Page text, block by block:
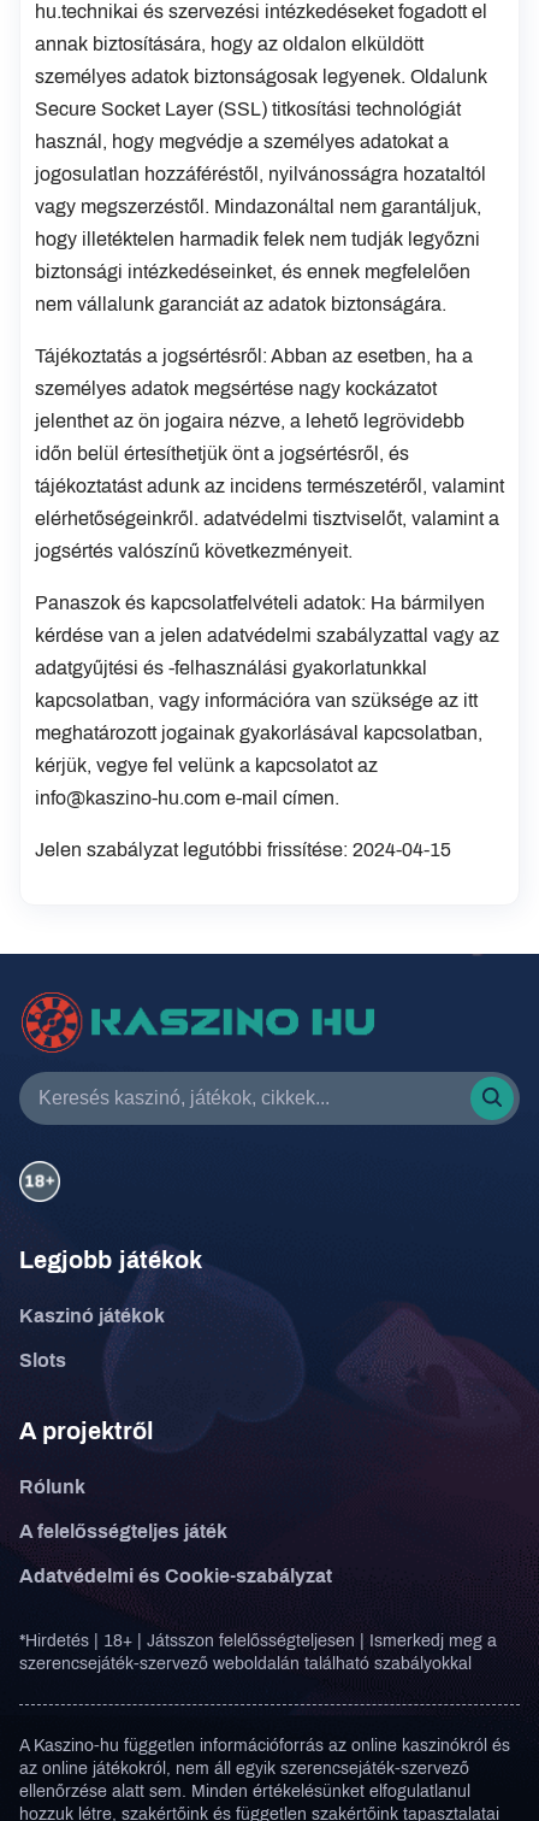
hu.technikai és szervezési intézkedéseket fogadott el
annak biztosítására, hogy az oldalon elküldött
személyes adatok biztonságosak legyenek. Oldalunk
Secure Socket Layer (SSL) titkosítási technológiát
használ, hogy megvédje a személyes adatokat a
jogosulatlan hozzáféréstől, nyilvánosságra hozataltól
vagy megszerzéstől. Mindazonáltal nem garantáljuk,
hogy illetéktelen harmadik felek nem tudják legyőzni
biztonsági intézkedéseinket, és ennek megfelelően
nem vállalunk garanciát az adatok biztonságára.
Tájékoztatás a jogsértésről: Abban az esetben, ha a
személyes adatok megsértése nagy kockázatot
jelenthet az ön jogaira nézve, a lehető legrövidebb
időn belül értesíthetjük önt a jogsértésről, és
tájékoztatást adunk az incidens természetéről, valamint
elérhetőségeinkről. adatvédelmi tisztviselőt, valamint a
jogsértés valószínű következményeit.
Panaszok és kapcsolatfelvételi adatok: Ha bármilyen
kérdése van a jelen adatvédelmi szabályzattal vagy az
adatgyűjtési és -felhasználási gyakorlatunkkal
kapcsolatban, vagy információra van szüksége az itt
meghatározott jogainak gyakorlásával kapcsolatban,
kérjük, vegye fel velünk a kapcsolatot az
info@kaszino-hu.com e-mail címen.
Jelen szabályzat legutóbbi frissítése: 2024-04-15
Legjobb játékok
Kaszinó játékok
Slots
A projektről
Rólunk
A felelősségteljes játék
Adatvédelmi és Cookie-szabályzat
*Hirdetés | 18+ | Játsszon felelősségteljesen | Ismerkedj meg a
szerencsejáték-szervező weboldalán található szabályokkal
A Kaszino-hu független információforrás az online kaszinókról és
az online játékokról, nem áll egyik szerencsejáték-szervező
ellenőrzése alatt sem. Minden értékelésünket elfogulatlanul
hozzuk létre, szakértőink és független szakértőink tapasztalatai